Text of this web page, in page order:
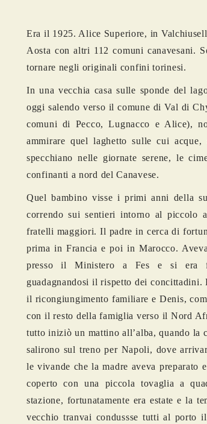
Era il 1925. Alice Superiore, in
Aosta con altri 112 comuni canavesani.
tornare negli originali confini torinesi.
In una vecchia casa sulle sponde del
oggi salendo verso il comune di Val di
comuni di Pecco, Lugnacco e Alice),
ammirare quel laghetto sulle cui
specchiano nelle giornate serene, le
confinanti a nord del Canavese.
Quel bambino visse i primi anni della
correndo sui sentieri intorno al piccolo
fratelli maggiori. Il padre in cerca di
prima in Francia e poi in Marocco.
presso il Ministero a Fes e si era
guadagnandosi il rispetto dei concittadini.
il ricongiungimento familiare e Denis,
con il resto della famiglia verso il Nord
tutto iniziò un mattino all’alba, quando
salirono sul treno per Napoli, dove
le vivande che la madre aveva
coperto con una piccola tovaglia a
stazione, fortunatamente era estate e la
vecchio tranvai condussse tutti al porto